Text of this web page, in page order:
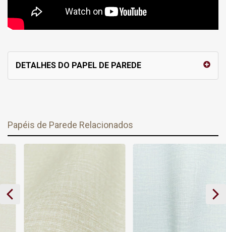
DETALHES DO PAPEL DE PAREDE
Papéis de Parede Relacionados